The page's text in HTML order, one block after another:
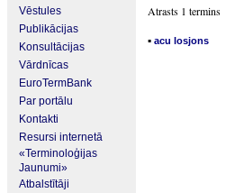
Vēstules
Publikācijas
Konsultācijas
Vārdnīcas
EuroTermBank
Par portālu
Kontakti
Resursi internetā
«Terminoloģijas
Jaunumi»
Atbalstītāji
Atrasts 1 termins
▪ acu losjons